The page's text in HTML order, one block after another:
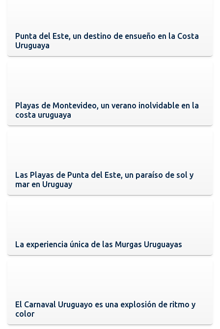
Punta del Este, un destino de ensueño en la Costa
Uruguaya
Playas de Montevideo, un verano inolvidable en la
costa uruguaya
Las Playas de Punta del Este, un paraíso de sol y
mar en Uruguay
La experiencia única de las Murgas Uruguayas
El Carnaval Uruguayo es una explosión de ritmo y
color